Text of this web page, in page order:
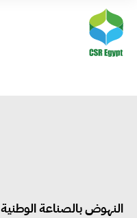
النهوض بالصناعة الوطنية